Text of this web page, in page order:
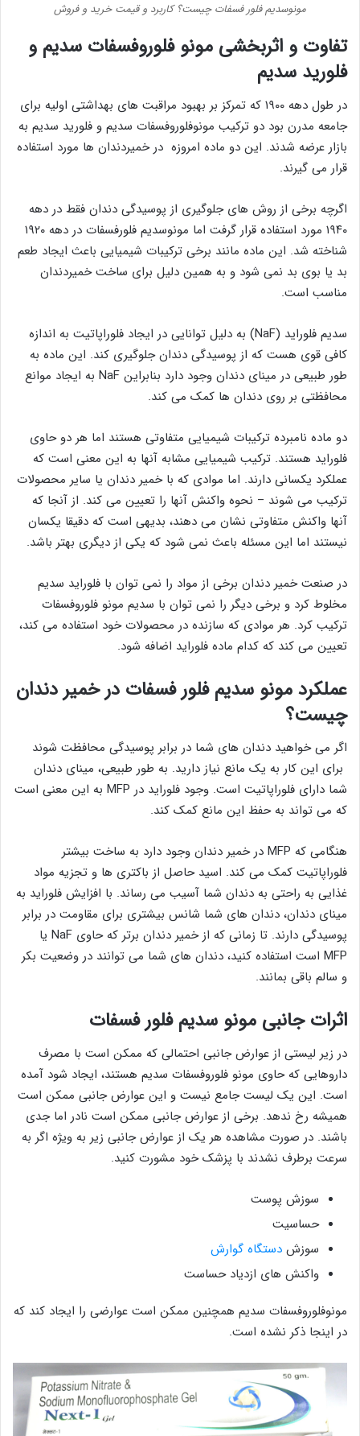
مونوسدیم فلور فسفات چیست؟ کاربرد و قیمت خرید و فروش
تفاوت و اثربخشی مونو فلوروفسفات سدیم و
فلورید سدیم
در طول دهه ۱۹۰۰ که تمرکز بر بهبود مراقبت های بهداشتی اولیه برای
جامعه مدرن بود دو ترکیب مونوفلوروفسفات سدیم و فلورید سدیم به
بازار عرضه شدند. این دو ماده امروزه در خمیردندان ها مورد استفاده
قرار می گیرند.
اگرچه برخی از روش های جلوگیری از پوسیدگی دندان فقط در دهه
۱۹۴۰ مورد استفاده قرار گرفت اما مونوسدیم فلورفسفات در دهه ۱۹۲۰
شناخته شد. این ماده مانند برخی ترکیبات شیمیایی باعث ایجاد طعم
بد یا بوی بد نمی شود و به همین دلیل برای ساخت خمیردندان
مناسب است.
سدیم فلوراید (NaF) به دلیل توانایی در ایجاد فلوراپاتیت به اندازه
کافی قوی هست که از پوسیدگی دندان جلوگیری کند. این ماده به
طور طبیعی در مینای دندان وجود دارد بنابراین NaF به ایجاد موانع
محافظتی بر روی دندان ها کمک می کند.
دو ماده نامبرده ترکیبات شیمیایی متفاوتی هستند اما هر دو حاوی
فلوراید هستند. ترکیب شیمیایی مشابه آنها به این معنی است که
عملکرد یکسانی دارند. اما موادی که با خمیر دندان یا سایر محصولات
ترکیب می شوند – نحوه واکنش آنها را تعیین می کند. از آنجا که
آنها واکنش متفاوتی نشان می دهند، بدیهی است که دقیقا یکسان
نیستند اما این مسئله باعث نمی شود که یکی از دیگری بهتر باشد.
در صنعت خمیر دندان برخی از مواد را نمی توان با فلوراید سدیم
مخلوط کرد و برخی دیگر را نمی توان با سدیم مونو فلوروفسفات
ترکیب کرد. هر موادی که سازنده در محصولات خود استفاده می کند،
تعیین می کند که کدام ماده فلوراید اضافه شود.
عملکرد مونو سدیم فلور فسفات در خمیر دندان
چیست؟
اگر می خواهید دندان های شما در برابر پوسیدگی محافظت شوند
برای این کار به یک مانع نیاز دارید. به طور طبیعی، مینای دندان
شما دارای فلوراپاتیت است. وجود فلوراید در MFP به این معنی است
که می تواند به حفظ این مانع کمک کند.
هنگامی که MFP در خمیر دندان وجود دارد به ساخت بیشتر
فلوراپاتیت کمک می کند. اسید حاصل از باکتری ها و تجزیه مواد
غذایی به راحتی به دندان شما آسیب می رساند. با افزایش فلوراید به
مینای دندان، دندان های شما شانس بیشتری برای مقاومت در برابر
پوسیدگی دارند. تا زمانی که از خمیر دندان برتر که حاوی NaF یا
MFP است استفاده کنید، دندان های شما می توانند در وضعیت بکر
و سالم باقی بمانند.
اثرات جانبی مونو سدیم فلور فسفات
در زیر لیستی از عوارض جانبی احتمالی که ممکن است با مصرف
داروهایی که حاوی مونو فلوروفسفات سدیم هستند، ایجاد شود آمده
است. این یک لیست جامع نیست و این عوارض جانبی ممکن است
همیشه رخ ندهد. برخی از عوارض جانبی ممکن است نادر اما جدی
باشند. در صورت مشاهده هر یک از عوارض جانبی زیر به ویژه اگر به
سرعت برطرف نشدند با پزشک خود مشورت کنید.
سوزش پوست
حساسیت
سوزش دستگاه گوارش
واکنش های ازدیاد حساست
مونوفلوروفسفات سدیم همچنین ممکن است عوارضی را ایجاد کند که
در اینجا ذکر نشده است.